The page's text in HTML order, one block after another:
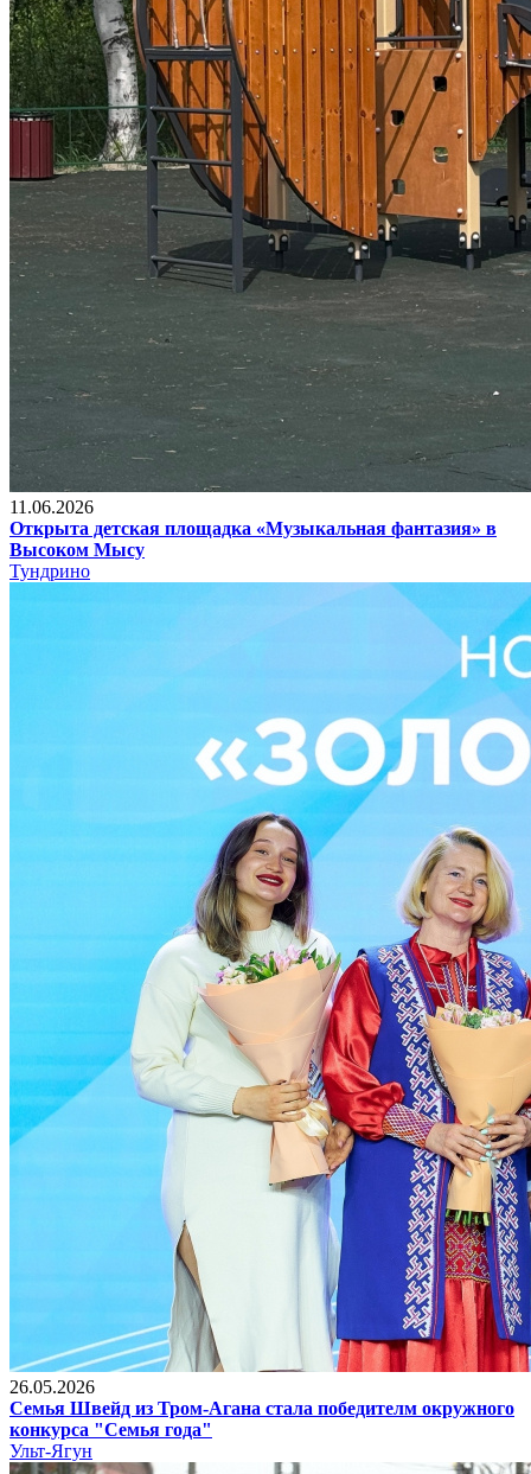
11.06.2026
Открыта детская площадка «Музыкальная фантазия» в
Высоком Мысу
Тундрино
26.05.2026
Семья Швейд из Тром-Агана стала победителм окружного
конкурса "Семья года"
Ульт-Ягун